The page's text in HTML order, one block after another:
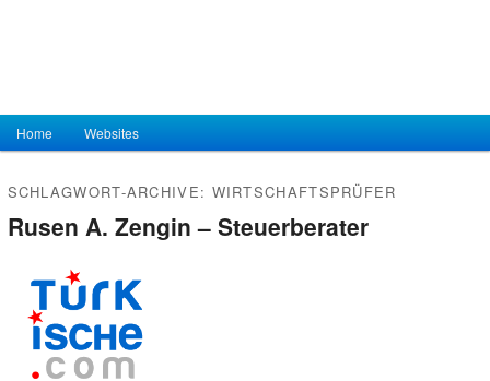
Hauptmenü
Zum Inhalt wechseln
Zum sekundären Inhalt wechseln
Home Websites
SCHLAGWORT-ARCHIVE: WIRTSCHAFTSPRÜFER
Rusen A. Zengin – Steuerberater